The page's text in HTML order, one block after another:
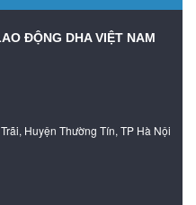
ĐỘNG DHA VIỆT NAM
Huyện Thường Tín, TP Hà Nội